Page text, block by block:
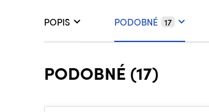
POPIS PODOBNÉ 17
PODOBNÉ (17)